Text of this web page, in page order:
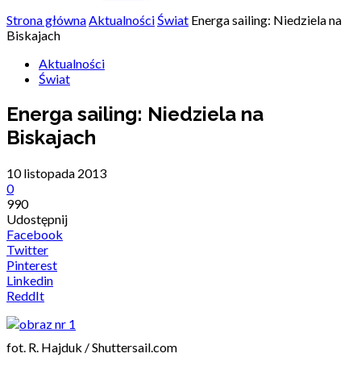
Strona głównaAktualnościŚwiat Energa sailing: Niedziela na
Biskajach
Aktualności
Świat
Energa sailing: Niedziela na
Biskajach
10 listopada 2013
0
990
Udostępnij
Facebook
Twitter
Pinterest
Linkedin
ReddIt
fot. R. Hajduk / Shuttersail.com